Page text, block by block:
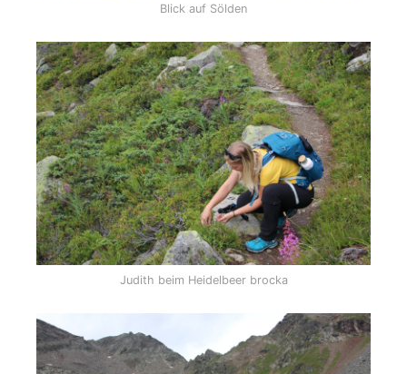
Blick auf Sölden
Judith beim Heidelbeer brocka